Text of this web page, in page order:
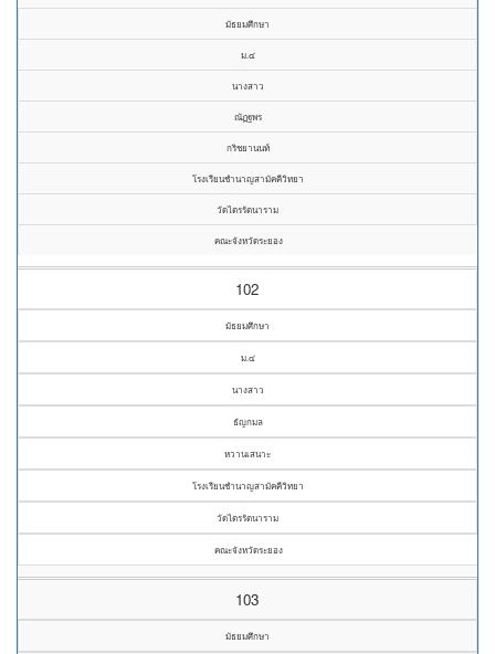
มัธยมศึกษา
ม.๔
นางสาว
ณัฏฐพร
กริชยานนท์
โรงเรียนชำนาญสามัคคีวิทยา
วัดไตรรัตนาราม
คณะจังหวัดระยอง
102
มัธยมศึกษา
ม.๔
นางสาว
ธัญกมล
หวานเสนาะ
โรงเรียนชำนาญสามัคคีวิทยา
วัดไตรรัตนาราม
คณะจังหวัดระยอง
103
มัธยมศึกษา